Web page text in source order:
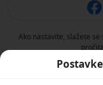
Ako nastavite, slažete se